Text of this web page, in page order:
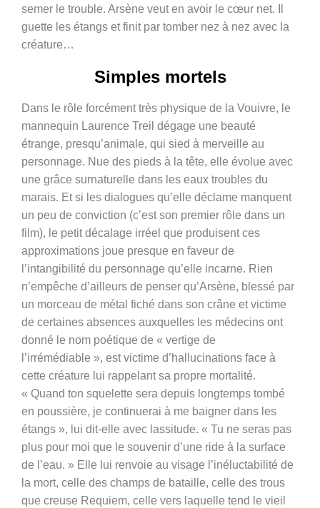
semer le trouble. Arsène veut en avoir le cœur net. Il
guette les étangs et finit par tomber nez à nez avec la
créature…
Simples mortels
Dans le rôle forcément très physique de la Vouivre, le
mannequin Laurence Treil dégage une beauté
étrange, presqu’animale, qui sied à merveille au
personnage. Nue des pieds à la tête, elle évolue avec
une grâce surnaturelle dans les eaux troubles du
marais. Et si les dialogues qu’elle déclame manquent
un peu de conviction (c’est son premier rôle dans un
film), le petit décalage irréel que produisent ces
approximations joue presque en faveur de
l’intangibilité du personnage qu’elle incarne. Rien
n’empêche d’ailleurs de penser qu’Arsène, blessé par
un morceau de métal fiché dans son crâne et victime
de certaines absences auxquelles les médecins ont
donné le nom poétique de « vertige de
l’irrémédiable », est victime d’hallucinations face à
cette créature lui rappelant sa propre mortalité.
« Quand ton squelette sera depuis longtemps tombé
en poussière, je continuerai à me baigner dans les
étangs », lui dit-elle avec lassitude. « Tu ne seras pas
plus pour moi que le souvenir d’une ride à la surface
de l’eau. » Elle lui renvoie au visage l’inéluctabilité de
la mort, celle des champs de bataille, celle des trous
que creuse Requiem, celle vers laquelle tend le vieil